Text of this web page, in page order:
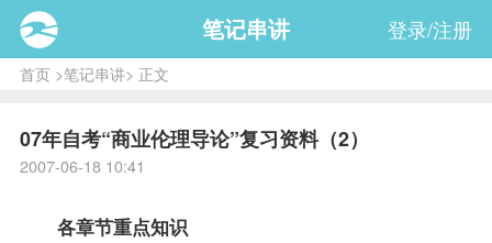
笔记串讲 登录/注册
首页>笔记串讲> 正文
07年自考“商业伦理导论”复习资料（2）
2007-06-18 10:41
各章节重点知识